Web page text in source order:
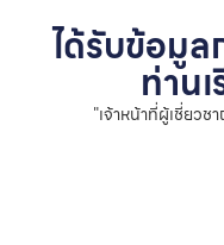
ได้รับข้อมูล
ท่าน
"เจ้าหน้าที่ผู้เชี่ยว